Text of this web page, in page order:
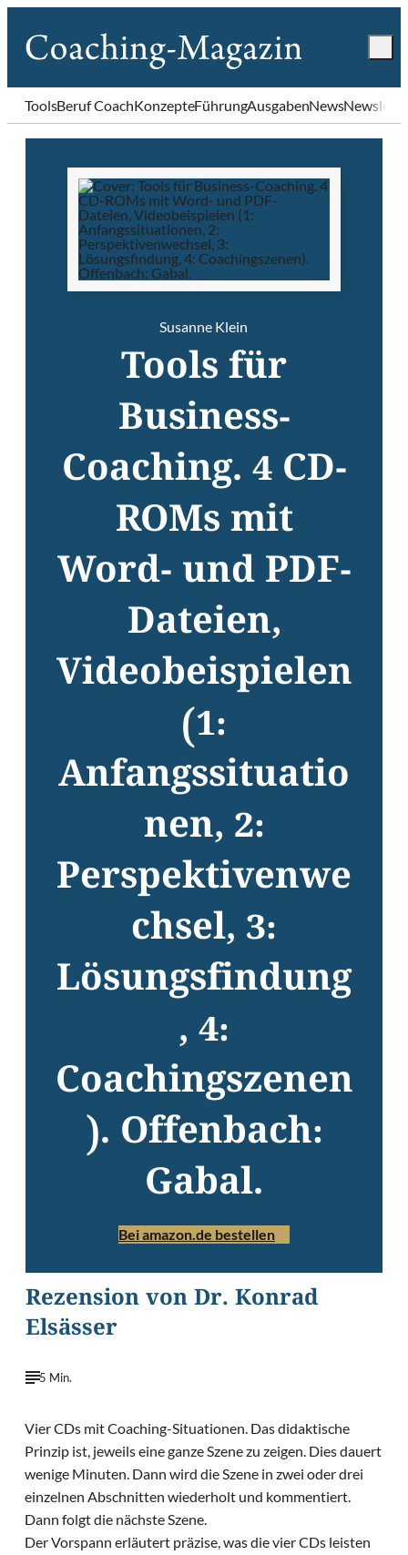
ToolsBeruf CoachKonzepteFührungAusgabenNews
Susanne Klein
Tools für
Business-
Coaching. 4 CD-
ROMs mit
Word- und PDF-
Dateien,
Videobeispielen
(1:
Anfangssituatio
nen, 2:
Perspektivenwe
chsel, 3:
Lösungsfindung
, 4:
Coachingszenen
). Offenbach:
Gabal.
Bei amazon.de bestellen
Rezension von Dr. Konrad
Elsässer
5 Min.
Vier CDs mit Coaching-Situationen. Das didaktische
Prinzip ist, jeweils eine ganze Szene zu zeigen. Dies dauert
wenige Minuten. Dann wird die Szene in zwei oder drei
einzelnen Abschnitten wiederholt und kommentiert.
Dann folgt die nächste Szene.
Der Vorspann erläutert präzise, was die vier CDs leisten